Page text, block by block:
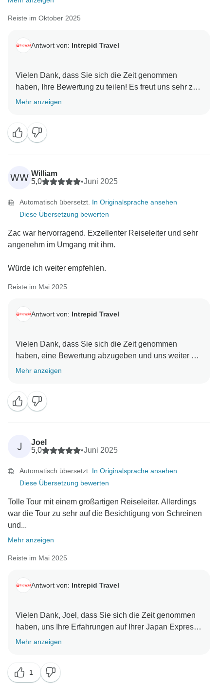
Reiste im Oktober 2025
Antwort von: Intrepid Travel
Vielen Dank, dass Sie sich die Zeit genommen
haben, Ihre Bewertung zu teilen! Es freut uns sehr zu
hören, dass Sie eine so tolle Erfahrung gemacht
Es klingt, als hätten Sie eine wunderbare Mischung
aus geführten Erkundungen und freier Zeit genossen,
um jede Stadt in Ihrem eigenen Tempo zu entdecken.
Wir wissen Ihre Empfehlung wirklich zu schätzen und
hoffen, Sie bald bei einem weiteren Intrepid-
Mehr anzeigen
WW William
5,0
•Juni 2025
Automatisch übersetzt. In Originalsprache ansehen
Diese Übersetzung bewerten
Zac war hervorragend. Exzellenter Reiseleiter und sehr
angenehm im Umgang mit ihm.
Würde ich weiter empfehlen.
Reiste im Mai 2025
Antwort von: Intrepid Travel
Vielen Dank, dass Sie sich die Zeit genommen
haben, eine Bewertung abzugeben und uns weiter zu
empfehlen. Wir freuen uns sehr, dass Sie insgesamt
hoffen, dass Ihnen eine andere unserer Reiserouten
gefällt und wir Sie bald wieder auf einem unserer
Mehr anzeigen
J
Joel
5,0
•Juni 2025
Automatisch übersetzt. In Originalsprache ansehen
Diese Übersetzung bewerten
Tolle Tour mit einem großartigen Reiseleiter. Allerdings
war die Tour zu sehr auf die Besichtigung von Schreinen
und...
Mehr anzeigen
Reiste im Mai 2025
Antwort von: Intrepid Travel
Vielen Dank, Joel, dass Sie sich die Zeit genommen
haben, uns Ihre Erfahrungen auf Ihrer Japan Express-
Reise mitzuteilen. Vielen Dank für Ihre Rückmeldung,
hätten. Es freut uns jedoch sehr zu hören, dass Sie
Mehr anzeigen
1